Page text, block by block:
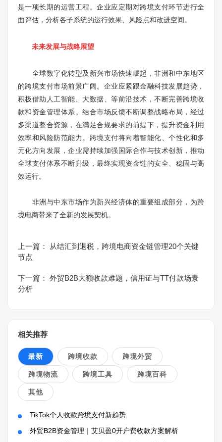
是一项长期的运营工程。企业应定期对跨境支付环节进行全
面评估，分析各子系统的运行效果、风险点和改进空间。
未来发展与战略展望
全球数字化转型及新兴市场快速崛起，非洲和中东地区
的跨境支付市场前景广阔。企业应紧跟金融科技发展趋势，
积极借助人工智能、大数据、等前沿技术，不断完善跨境收
款和资金管理体系。结合市场反馈不断调整战略布局，经过
多渠道整合资源，在满足合规要求的前提下，提升资金利用
效率和风险防范能力。跨境支付将向着智能化、个性化和多
元化方向发展，企业需持续加强国际合作与技术创新，推动
全球支付体系不断升级，最终实现资金链的安全、稳固与高
效运行。
非洲与中东市场作为新兴经济体的重要组成部分，为跨
境电商带来了全新的发展契机。
上一篇：
从结汇到退税，跨境电商资金链管理20个关键
节点
下一篇： 外贸B2B大额收款难题，信用证与TT付款场景
分析
相关推荐
最新 跨境收款 跨境外贸
跨境物流 跨境工具 跨境百科
其他
TikTok个人收款跨境支付新趋势
外贸B2B资金管理｜艾贝盈0开户费收款方案解析